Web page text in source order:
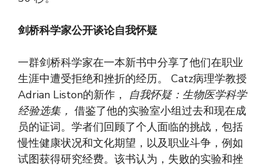
剑桥科学家公开谈论自我怀疑
一群剑桥科学家在一本新书中分享了他们在职业
生涯中遭受拒绝和挫折的经历。 Catz病理学教授
Adrian Liston的新作， 自我怀疑：生物医学科学
经验选集， 借鉴了他的实验室小组过去和现在成
员的证词。学者们回顾了个人面临的挑战，包括
慢性健康状况和文化期望，以及职业斗争，例如
试图获得研究经费。该书认为，失败的实验和挫